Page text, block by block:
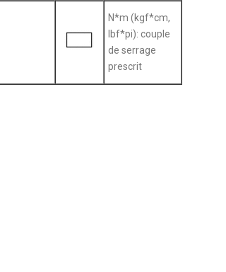
N*m (kgf*cm,
lbf*pi): couple
de serrage
prescrit